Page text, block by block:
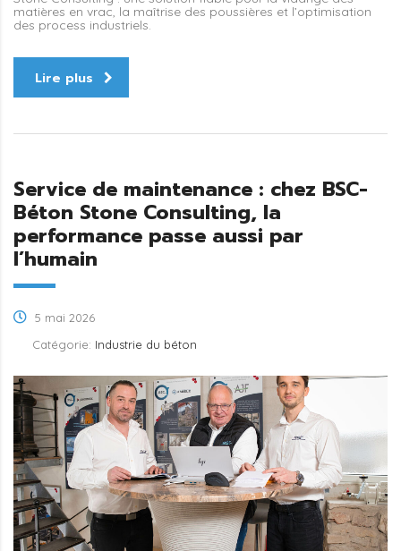
matières en vrac, la maîtrise des poussières et l’optimisation
des process industriels.
Lire plus
Service de maintenance : chez BSC-
Béton Stone Consulting, la
performance passe aussi par
l’humain
5 mai 2026
Catégorie: Industrie du béton